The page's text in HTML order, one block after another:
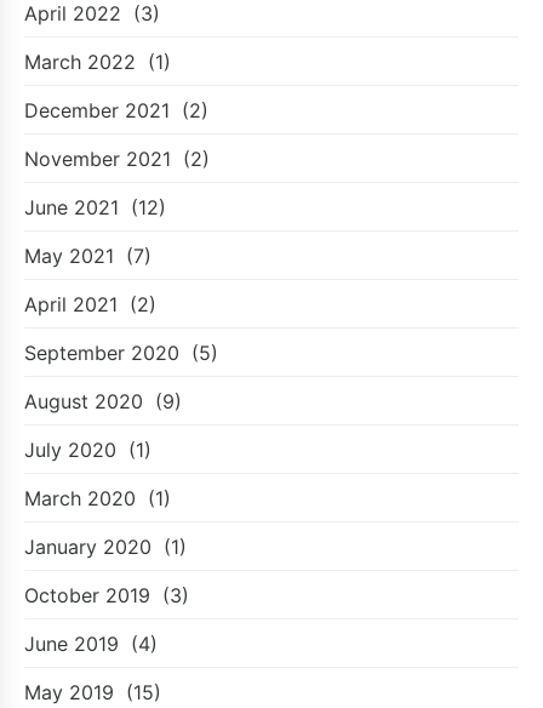
April 2022 (3)
March 2022 (1)
December 2021 (2)
November 2021 (2)
June 2021 (12)
May 2021 (7)
April 2021 (2)
September 2020 (5)
August 2020 (9)
July 2020 (1)
March 2020 (1)
January 2020 (1)
October 2019 (3)
June 2019 (4)
May 2019 (15)